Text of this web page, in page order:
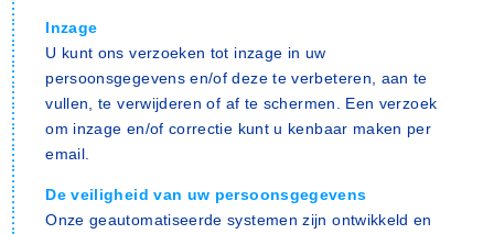
Inzage
U kunt ons verzoeken tot inzage in uw
persoonsgegevens en/of deze te verbeteren, aan te
vullen, te verwijderen of af te schermen. Een verzoek
om inzage en/of correctie kunt u kenbaar maken per
email.
De veiligheid van uw persoonsgegevens
Onze geautomatiseerde systemen zijn ontwikkeld en